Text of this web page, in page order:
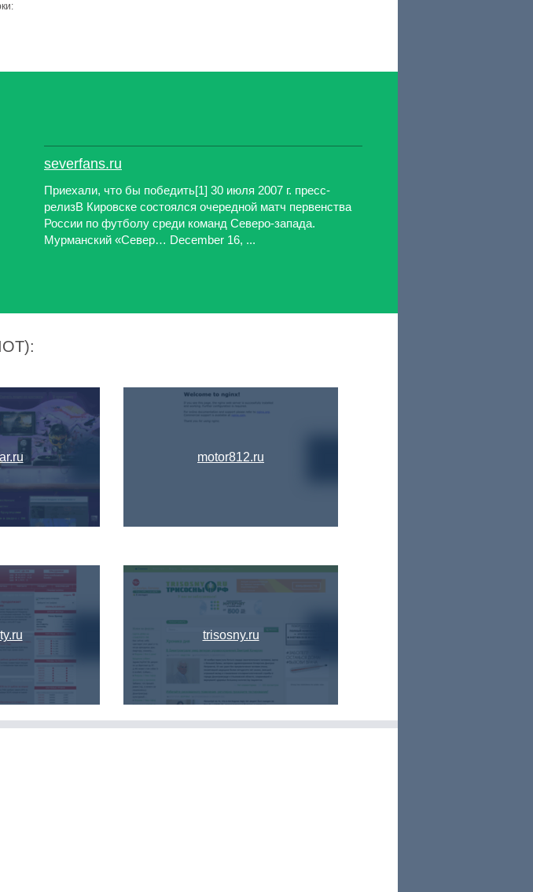
severfans.ru
Приехали, что бы победить[1] 30 июля 2007 г. пресс-
релизВ Кировске состоялся очередной матч первенства
России по футболу среди команд Северо-запада.
Мурманский «Север… December 16, ...
motor812.ru
trisosny.ru